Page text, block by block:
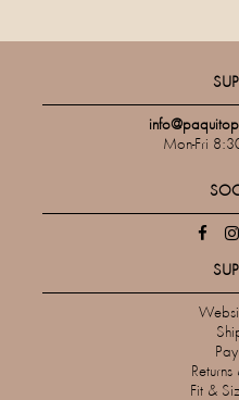
Mon-Fri
Returns
Fit &